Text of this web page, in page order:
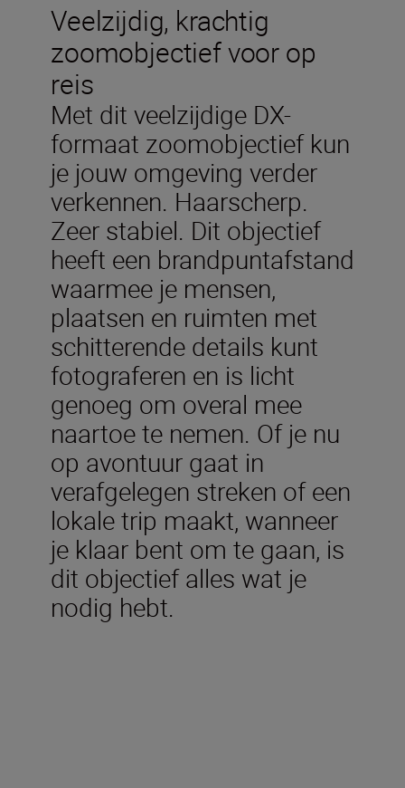
Veelzijdig, krachtig
zoomobjectief voor op
reis
Met dit veelzijdige DX-
formaat zoomobjectief kun
je jouw omgeving verder
verkennen. Haarscherp.
Zeer stabiel. Dit objectief
heeft een brandpuntafstand
waarmee je mensen,
plaatsen en ruimten met
schitterende details kunt
fotograferen en is licht
genoeg om overal mee
naartoe te nemen. Of je nu
op avontuur gaat in
verafgelegen streken of een
lokale trip maakt, wanneer
je klaar bent om te gaan, is
dit objectief alles wat je
nodig hebt.